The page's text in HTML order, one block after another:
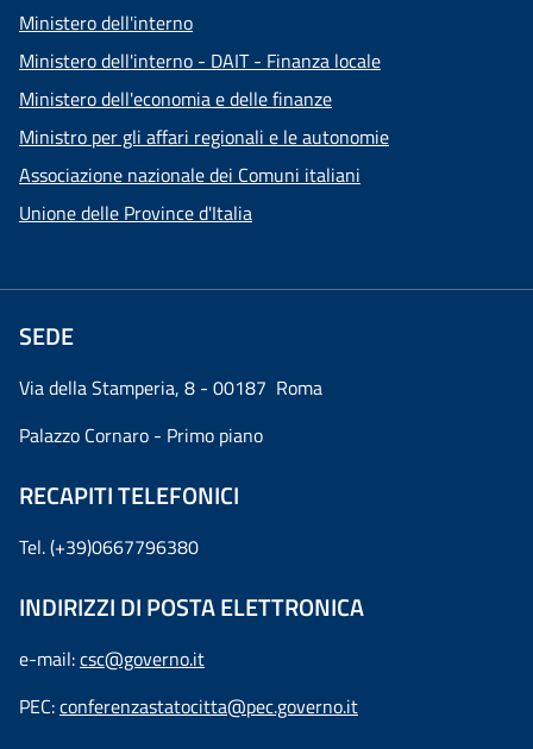
Ministero dell'interno
Ministero dell'interno - DAIT - Finanza locale
Ministero dell'economia e delle finanze
Ministro per gli affari regionali e le autonomie
Associazione nazionale dei Comuni italiani
Unione delle Province d'Italia
SEDE
Via della Stamperia, 8 - 00187 Roma
Palazzo Cornaro - Primo piano
RECAPITI TELEFONICI
Tel. (+39)0667796380
INDIRIZZI DI POSTA ELETTRONICA
e-mail:csc@governo.it
PEC:conferenzastatocitta@pec.governo.it